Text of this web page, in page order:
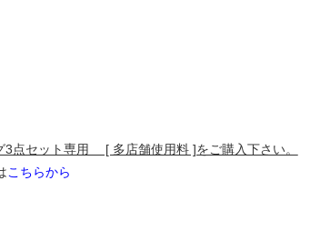
点セット専用 [ 多店舗使用料 ]をご購入下さい。
こちらから